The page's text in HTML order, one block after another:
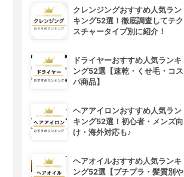
クレンジングおすすめ人気ラン
キング52選！徹底調査してテク
スチャータイプ別に紹介！
ドライヤーおすすめ人気ランキ
ング52選【速乾・くせ毛・コス
パ商品】
ヘアアイロンおすすめ人気ラン
キング52選！初心者・メンズ向
け・海外対応も♪
ヘアオイルおすすめ人気ランキ
ング52選【プチプラ・髪質別や